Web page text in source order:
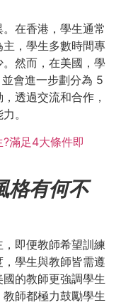
在香港，學生通常
，學生多數時間專
然而，在美國，學
會進一步劃分為 5
透過交流和合作，
。
?滿足4大條件即
格有何不
即便教師希望訓練
學生與教師皆需遵
的教師更強調學生
師都極力鼓勵學生